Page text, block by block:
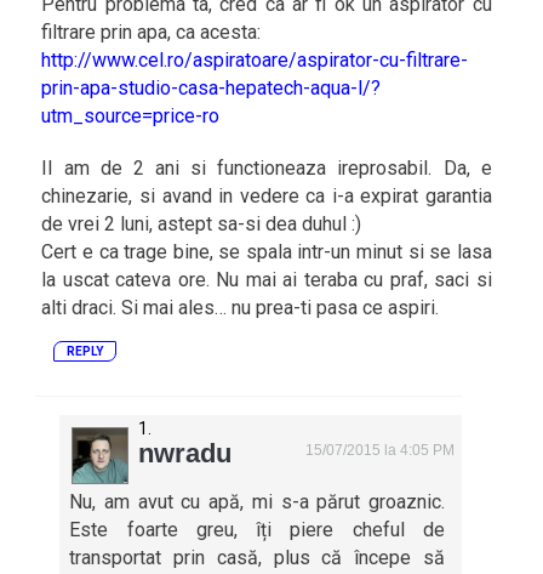
filtrare prin apa, ca acesta:
http://www.cel.ro/aspiratoare/aspirator-cu-filtrare-
prin-apa-studio-casa-hepatech-aqua-l/?
utm_source=price-ro
Il am de 2 ani si functioneaza ireprosabil. Da, e
chinezarie, si avand in vedere ca i-a expirat garantia
de vrei 2 luni, astept sa-si dea duhul :)
Cert e ca trage bine, se spala intr-un minut si se lasa
la uscat cateva ore. Nu mai ai teraba cu praf, saci si
alti draci. Si mai ales… nu prea-ti pasa ce aspiri.
REPLY
nwradu 15/07/2015 la 4:05 PM
Nu, am avut cu apă, mi s-a părut groaznic.
Este foarte greu, îți piere cheful de
transportat prin casă, plus că începe să